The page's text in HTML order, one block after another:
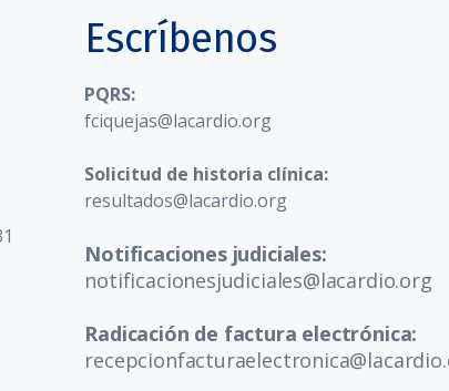
Escríbenos
PQRS:
fciquejas@lacardio.org
Solicitud de historia clínica:
resultados@lacardio.org
Notificaciones judiciales:
notificacionesjudiciales@lacardio.org
Radicación de factura electrónica: